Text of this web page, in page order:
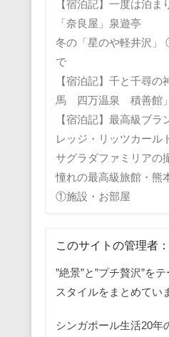
【宿泊記】一度は泊ま
「奈良屋」泉遊亭
冬の「星のや軽井沢」
で
【宿泊記】千と千尋の
馬 四万温泉 積善館
【宿泊記】最高級ブ
レッジ・リッツカール
サグラダファミリアの
憧れの最高級旅館・熊
①施設・お部屋
このサイトの管理者
”絶景”と”プチ贅沢”を
スタイルをまとめてい
シンガポール生活20年